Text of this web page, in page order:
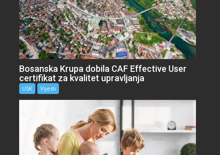
Bosanska Krupa dobila CAF Effective User
certifikat za kvalitet upravljanja
USK Vijesti